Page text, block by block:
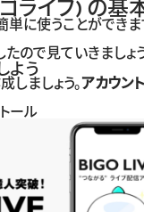
ライブ) の基
に使うことができま
ので見ていきましょう
よう
しましょう。アカウン
ール